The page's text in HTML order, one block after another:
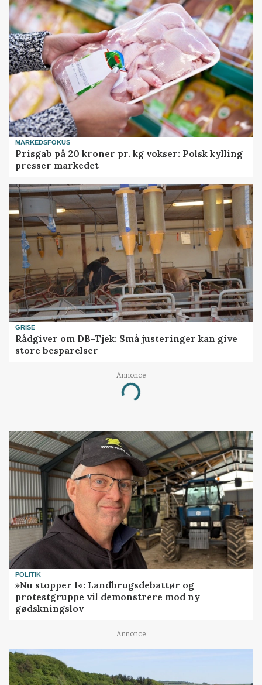
MARKEDSFOKUS
Prisgab på 20 kroner pr. kg vokser: Polsk kylling
presser markedet
GRISE
Rådgiver om DB-Tjek: Små justeringer kan give
store besparelser
Annonce
Loading...
POLITIK
»Nu stopper I«: Landbrugsdebattør og
protestgruppe vil demonstrere mod ny
gødskningslov
Annonce